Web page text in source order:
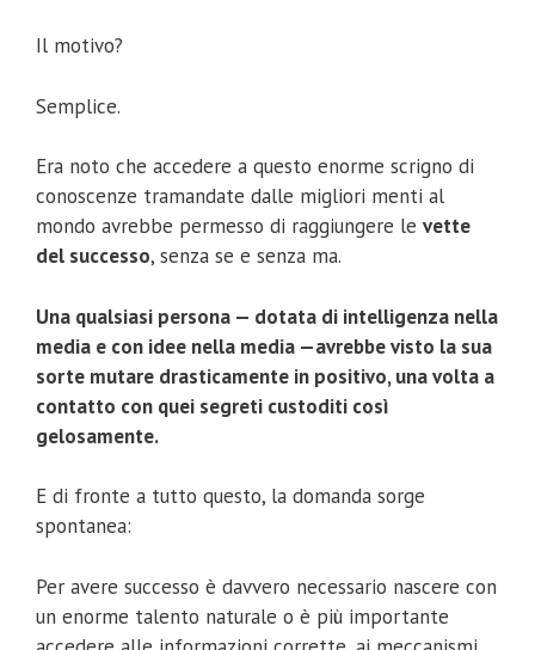
Il motivo?
Semplice.
Era noto che accedere a questo enorme scrigno di
conoscenze tramandate dalle migliori menti al
mondo avrebbe permesso di raggiungere le vette
del successo, senza se e senza ma.
Una qualsiasi persona — dotata di intelligenza nella
media e con idee nella media —avrebbe visto la sua
sorte mutare drasticamente in positivo, una volta a
contatto con quei segreti custoditi così
gelosamente.
E di fronte a tutto questo, la domanda sorge
spontanea:
Per avere successo è davvero necessario nascere con
un enorme talento naturale o è più importante